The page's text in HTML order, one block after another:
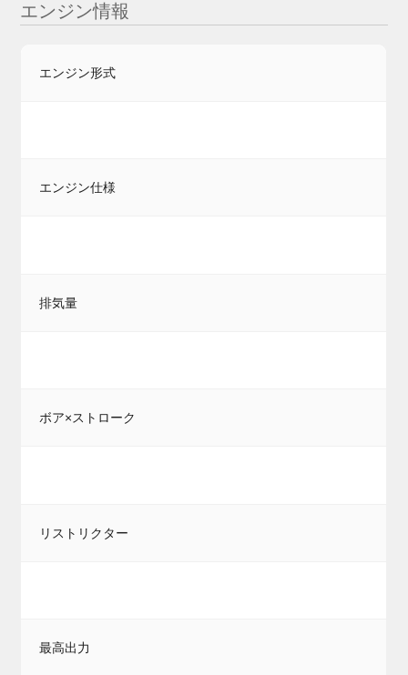
エンジン情報
エンジン形式
エンジン仕様
排気量
ボア×ストローク
リストリクター
最高出力